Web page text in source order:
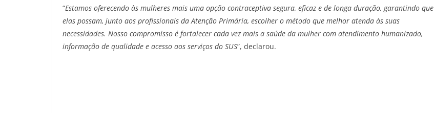
“Estamos oferecendo às mulheres mais uma opção contraceptiva segura, eficaz e de longa duração, garantindo que
elas possam, junto aos profissionais da Atenção Primária, escolher o método que melhor atenda às suas
necessidades. Nosso compromisso é fortalecer cada vez mais a saúde da mulher com atendimento humanizado,
informação de qualidade e acesso aos serviços do SUS”, declarou.